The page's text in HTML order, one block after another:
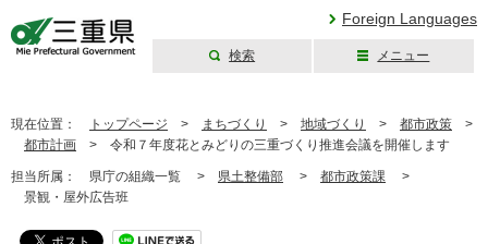
Foreign Languages
検索 メニュー
現在位置： トップページ > まちづくり > 地域づくり > 都市政策 >
都市計画 > 令和７年度花とみどりの三重づくり推進会議を開催します
担当所属： 県庁の組織一覧 > 県土整備部 > 都市政策課 >
景観・屋外広告班